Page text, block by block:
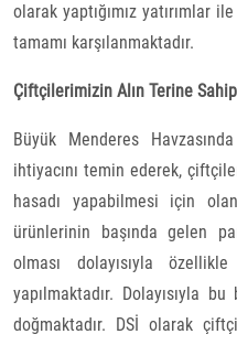
olarak yaptığımız yatırımlar
tamamı karşılanmaktadır.
Çiftçilerimizin Alın Terine Sahip
Büyük Menderes
ihtiyacını temin ederek,
hasadı yapabilmesi için
ürünlerinin başında gelen
olması dolayısıyla
yapılmaktadır. Dolayısıyla
doğmaktadır. DSİ olarak